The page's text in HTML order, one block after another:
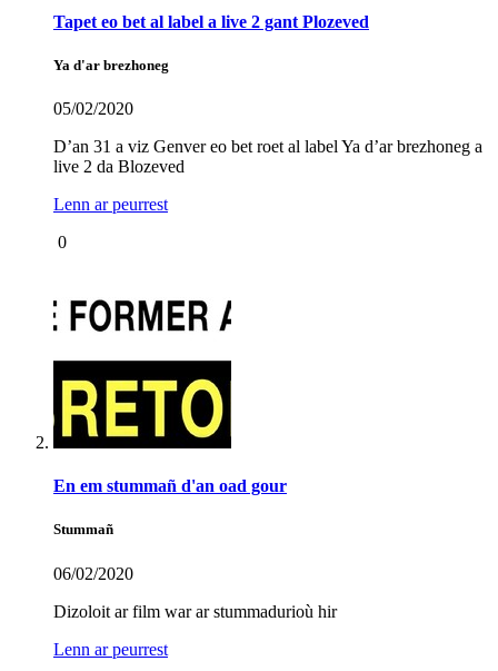
Tapet eo bet al label a live 2 gant Plozeved
Ya d'ar brezhoneg
05/02/2020
D’an 31 a viz Genver eo bet roet al label Ya d’ar brezhoneg a
live 2 da Blozeved
Lenn ar peurrest
0
En em stummañ d'an oad gour
Stummañ
06/02/2020
Dizoloit ar film war ar stummadurioù hir
Lenn ar peurrest